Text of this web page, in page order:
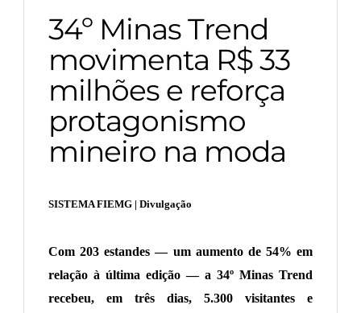
34º Minas Trend
movimenta R$ 33
milhões e reforça
protagonismo
mineiro na moda
SISTEMA FIEMG | Divulgação
Com 203 estandes — um aumento de 54% em
relação à última edição — a 34º Minas Trend
recebeu, em três dias, 5.300 visitantes e